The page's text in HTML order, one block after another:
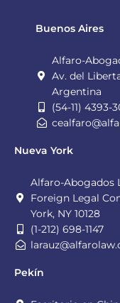
Buenos Aires
Alfaro-
Av. del
Argentina
(54-11) 4393-
Nueva York
Alfaro-Abogados
Foreign Legal
York, NY 10128
(1-212) 698-1147
Pekín